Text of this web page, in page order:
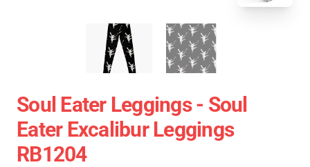
Soul Eater Leggings - Soul
Eater Excalibur Leggings
RB1204